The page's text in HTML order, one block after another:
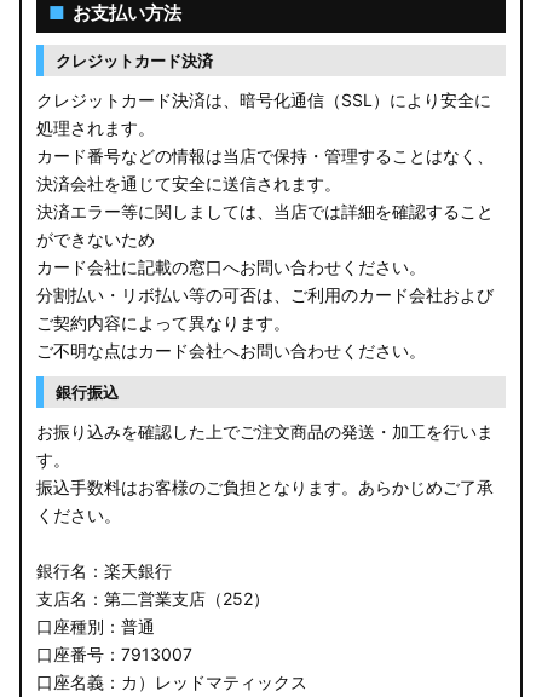
C28 セレナ
B21A デイズルークス
E13 ノート
E12 ノート
B44A/B45A B47A/B48A ルークス ハイウェイスター
JF3/4 N-BOX カスタム
JH3/4 N-WGN
JH1/2 N-WGN
RT5/6 RW1/2 CR-V
RU3/4 ヴェゼル
JW5 S660
■ お支払い方法
クレジットカード決済
クレジットカード決済は、暗号化通信（SSL）により安全に
処理されます。
カード番号などの情報は当店で保持・管理することはなく、
決済会社を通じて安全に送信されます。
決済エラー等に関しましては、当店では詳細を確認すること
ができないため
カード会社に記載の窓口へお問い合わせください。
分割払い・リボ払い等の可否は、ご利用のカード会社および
ご契約内容によって異なります。
ご不明な点はカード会社へお問い合わせください。
銀行振込
お振り込みを確認した上でご注文商品の発送・加工を行いま
す。
振込手数料はお客様のご負担となります。あらかじめご了承
ください。
銀行名：楽天銀行
支店名：第二営業支店（252）
口座種別：普通
口座番号：7913007
口座名義：カ）レッドマティックス